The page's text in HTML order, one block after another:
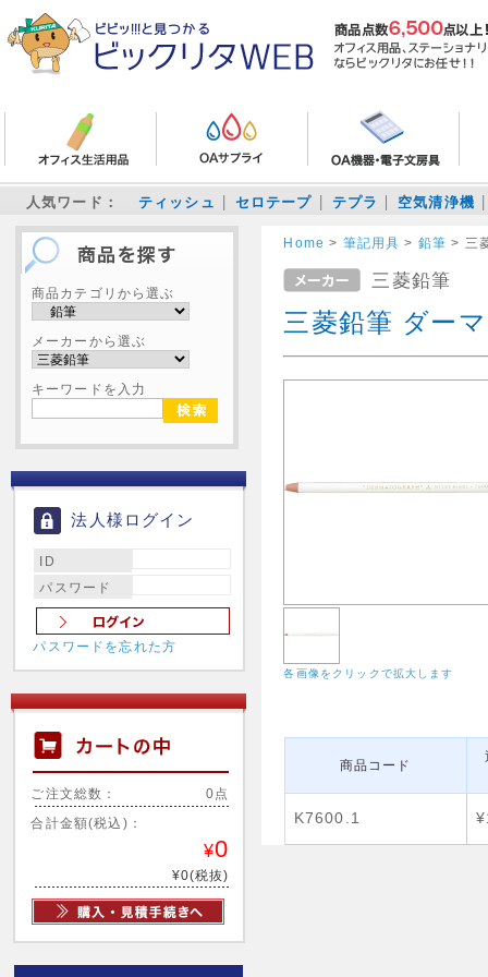
人気ワード： ティッシュ セロテープ テプラ 空気清浄機
商品カテゴリから選ぶ
メーカーから選ぶ
キーワードを入力
法人様ログイン
ID
パスワード
パスワードを忘れた方
ご注文総数： 0点
合計金額(税込)：
¥0
¥0(税抜)
Home > 筆記用具 > 鉛筆 > 三
三菱鉛筆
三菱鉛筆 ダー
各画像をクリックで拡大します
商品コード
K7600.1